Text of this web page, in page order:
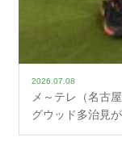
2026.07.08
メ～テレ（名古
グウッド多治見